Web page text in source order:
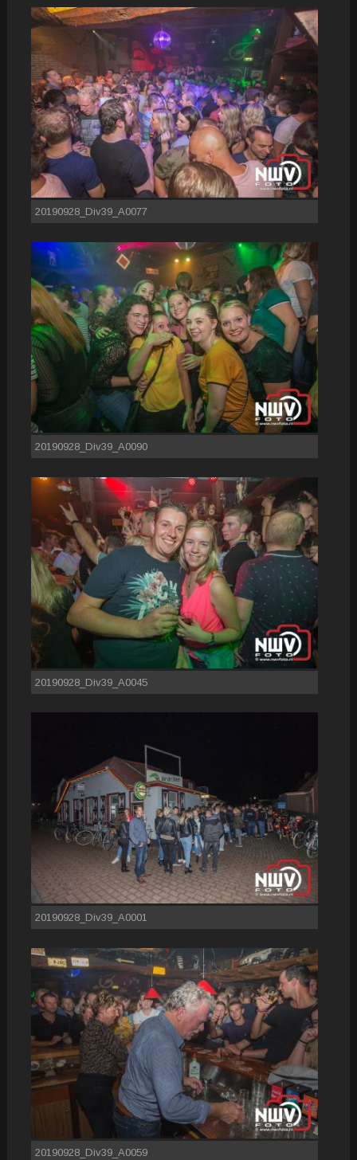
20190928_Div39_A0077
20190928_Div39_A0090
20190928_Div39_A0045
20190928_Div39_A0001
20190928_Div39_A0059